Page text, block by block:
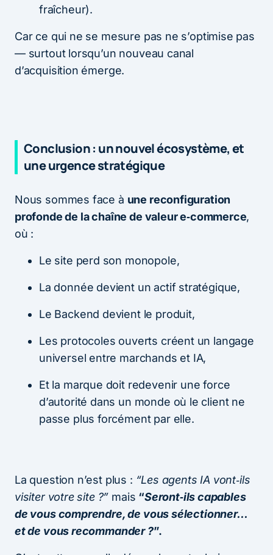
fraîcheur).
Car ce qui ne se mesure pas ne s’optimise pas
— surtout lorsqu’un nouveau canal
d’acquisition émerge.
Conclusion : un nouvel écosystème, et
une urgence stratégique
Nous sommes face à une reconfiguration
profonde de la chaîne de valeur e‑commerce,
où :
Le site perd son monopole,
La donnée devient un actif stratégique,
Le Backend devient le produit,
Les protocoles ouverts créent un langage
universel entre marchands et IA,
Et la marque doit redevenir une force
d’autorité dans un monde où le client ne
passe plus forcément par elle.
La question n’est plus : “Les agents IA vont‑ils
visiter votre site ?” mais “Seront‑ils capables
de vous comprendre, de vous sélectionner…
et de vous recommander ?”.